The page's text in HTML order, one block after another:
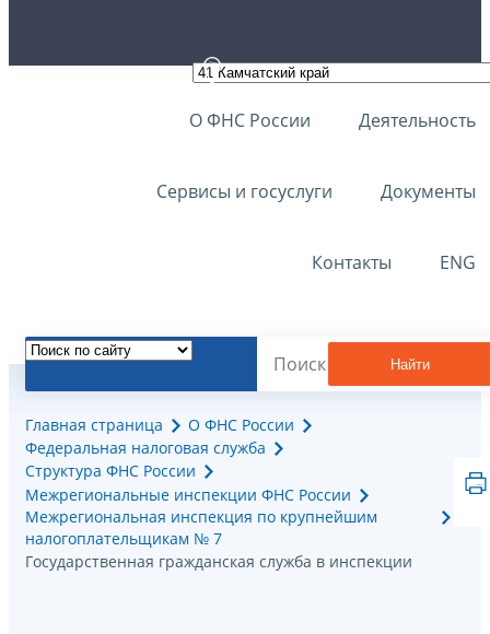
О ФНС России Деятельность
Сервисы и госуслуги Документы
Контакты ENG
Найти
Главная страница
О ФНС России
Федеральная налоговая служба
Структура ФНС России
Межрегиональные инспекции ФНС России
Межрегиональная инспекция по крупнейшим
налогоплательщикам № 7
Государственная гражданская служба в инспекции